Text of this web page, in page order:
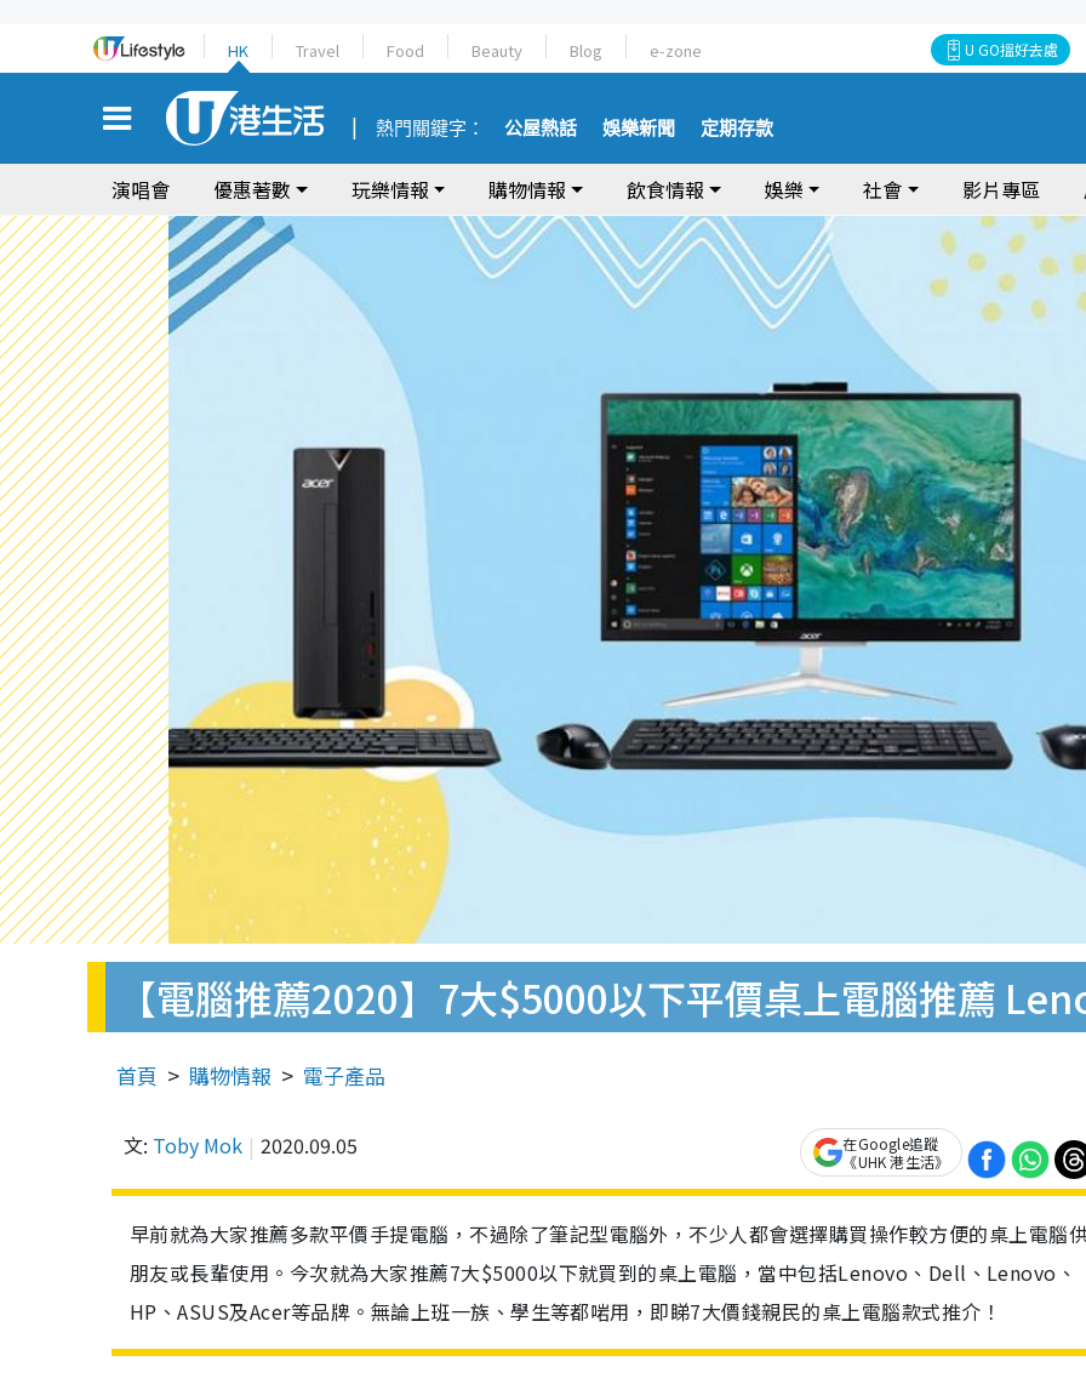
HK Travel Food Beauty Blog e-zone U GO搵好去處
熱門關鍵字： 公屋熱話 娛樂新聞 定期存款
演唱會 優惠著數 玩樂情報 購物情報 飲食情報 娛樂 社會 影片專區
【電腦推薦2020】7大$5000以下平價桌上電腦推薦
首頁 購物情報 電子產品
文: Toby Mok 2020.09.05
在Google追蹤
《UHK 港生活》
早前就為大家推薦多款平價手提電腦，不過除了筆記型電腦外，不少人都會選擇購買操作較方便的桌上電腦
朋友或長輩使用。今次就為大家推薦7大$5000以下就買到的桌上電腦，當中包括Lenovo、Dell、Lenovo、
HP、ASUS及Acer等品牌。無論上班一族、學生等都啱用，即睇7大價錢親民的桌上電腦款式推介！